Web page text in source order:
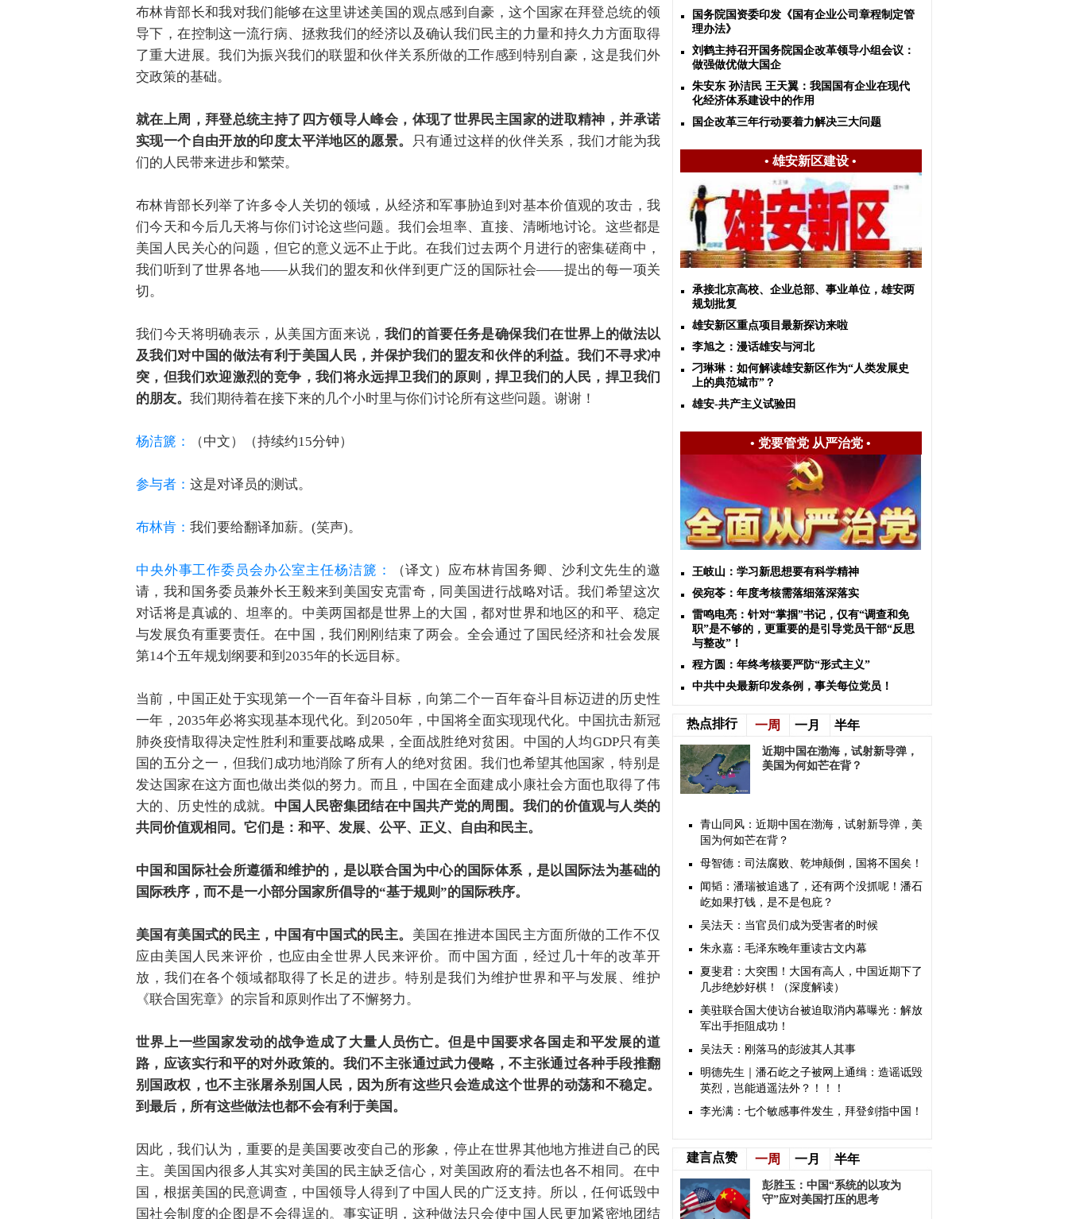
布林肯部长和我对我们能够在这里讲述美国的观点感到自豪，这个国家在拜登总统的领
导下，在控制这一流行病、拯救我们的经济以及确认我们民主的力量和持久力方面取得
了重大进展。我们为振兴我们的联盟和伙伴关系所做的工作感到特别自豪，这是我们外
交政策的基础。
就在上周，拜登总统主持了四方领导人峰会，体现了世界民主国家的进取精神，并承诺
实现一个自由开放的印度太平洋地区的愿景。
只有通过这样的伙伴关系，我们才能为我
们的人民带来进步和繁荣。
布林肯部长列举了许多令人关切的领域，从经济和军事胁迫到对基本价值观的攻击，我
们今天和今后几天将与你们讨论这些问题。我们会坦率、直接、清晰地讨论。这些都是
美国人民关心的问题，但它的意义远不止于此。在我们过去两个月进行的密集磋商中，
我们听到了世界各地——从我们的盟友和伙伴到更广泛的国际社会——提出的每一项关
切。
我们今天将明确表示，从美国方面来说， 我们的首要任务是确保我们在世界上的做法以
及我们对中国的做法有利于美国人民，并保护我们的盟友和伙伴的利益。我们不寻求冲
突，但我们欢迎激烈的竞争，我们将永远捍卫我们的原则，捍卫我们的人民，捍卫我们
的朋友。 我们期待着在接下来的几个小时里与你们讨论所有这些问题。谢谢！
杨洁篪： （中文）（持续约15分钟）
参与者： 这是对译员的测试。
布林肯： 我们要给翻译加薪。(笑声)。
中央外事工作委员会办公室主任杨洁篪：
（译文）应布林肯国务卿、沙利文先生的邀
请，我和国务委员兼外长王毅来到美国安克雷奇，同美国进行战略对话。我们希望这次
对话将是真诚的、坦率的。中美两国都是世界上的大国，都对世界和地区的和平、稳定
与发展负有重要责任。在中国，我们刚刚结束了两会。全会通过了国民经济和社会发展
第14个五年规划纲要和到2035年的长远目标。
当前，中国正处于实现第一个一百年奋斗目标，向第二个一百年奋斗目标迈进的历史性
一年，2035年必将实现基本现代化。到2050年，中国将全面实现现代化。中国抗击新冠
肺炎疫情取得决定性胜利和重要战略成果，全面战胜绝对贫困。中国的人均GDP只有美
国的五分之一，但我们成功地消除了所有人的绝对贫困。我们也希望其他国家，特别是
发达国家在这方面也做出类似的努力。而且，中国在全面建成小康社会方面也取得了伟
大的、历史性的成就。 中国人民密集团结在中国共产党的周围。我们的价值观与人类的
共同价值观相同。它们是：和平、发展、公平、正义、自由和民主。
中国和国际社会所遵循和维护的，是以联合国为中心的国际体系，是以国际法为基础的
国际秩序，而不是一小部分国家所倡导的“基于规则”的国际秩序。
美国有美国式的民主，中国有中国式的民主。 美国在推进本国民主方面所做的工作不仅
应由美国人民来评价，也应由全世界人民来评价。而中国方面，经过几十年的改革开
放，我们在各个领域都取得了长足的进步。特别是我们为维护世界和平与发展、维护
《联合国宪章》的宗旨和原则作出了不懈努力。
世界上一些国家发动的战争造成了大量人员伤亡。但是中国要求各国走和平发展的道
路，应该实行和平的对外政策的。我们不主张通过武力侵略，不主张通过各种手段推翻
别国政权，也不主张屠杀别国人民，因为所有这些只会造成这个世界的动荡和不稳定。
到最后，所有这些做法也都不会有利于美国。
因此，我们认为，重要的是美国要改变自己的形象，停止在世界其他地方推进自己的民
主。美国国内很多人其实对美国的民主缺乏信心，对美国政府的看法也各不相同。在中
国，根据美国的民意调查，中国领导人得到了中国人民的广泛支持。所以，任何诋毁中
国社会制度的企图是不会得逞的。事实证明，这种做法只会使中国人民更加紧密地团结
国务院国资委印发《国有企业公司章程制定管
理办法》
刘鹤主持召开国务院国企改革领导小组会议：
做强做优做大国企
朱安东 孙洁民 王天翼：我国国有企业在现代
化经济体系建设中的作用
国企改革三年行动要着力解决三大问题
• 雄安新区建设•
承接北京高校、企业总部、事业单位，雄安两
规划批复
雄安新区重点项目最新探访来啦
李旭之：漫话雄安与河北
刁琳琳：如何解读雄安新区作为“人类发展史
上的典范城市”？
雄安-共产主义试验田
• 党要管党 从严治党•
王岐山：学习新思想要有科学精神
侯宛苓：年度考核需落细落深落实
雷鸣电亮：针对“掌掴”书记，仅有“调查和免
职”是不够的，更重要的是引导党员干部“反思
与整改”！
程方圆：年终考核要严防“形式主义”
中共中央最新印发条例，事关每位党员！
热点排行 一周 一月 半年
近期中国在渤海，试射新导弹，
美国为何如芒在背？
青山同风：近期中国在渤海，试射新导弹，美
国为何如芒在背？
母智德：司法腐败、乾坤颠倒，国将不国矣​！
闻韬：潘瑞被追逃了，还有两个没抓呢！潘石
屹如果打钱，是不是包庇？
吴法天：当官员们成为受害者的时候
朱永嘉：毛泽东晚年重读古文内幕
夏斐君：大突围！大国有高人，中国近期下了
几步绝妙好棋！（深度解读）
美驻联合国大使访台被迫取消内幕曝光：解放
军出手拒阻成功！
吴法天：刚落马的彭波其人其事
明德先生｜潘石屹之子被网上通缉：造谣诋毁
英烈，岂能逍遥法外？！！！
李光满：七个敏感事件发生，拜登剑指中国！
建言点赞 一周 一月 半年
彭胜玉：中国“系统的以攻为
守”应对美国打压的思考